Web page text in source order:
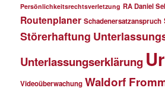
Persönlichkeitsrechtsverletzung RA Daniel
Routenplaner Schadenersatzanspruch
Störerhaftung
Unterlassungserklärung
Videoüberwachung Waldorf